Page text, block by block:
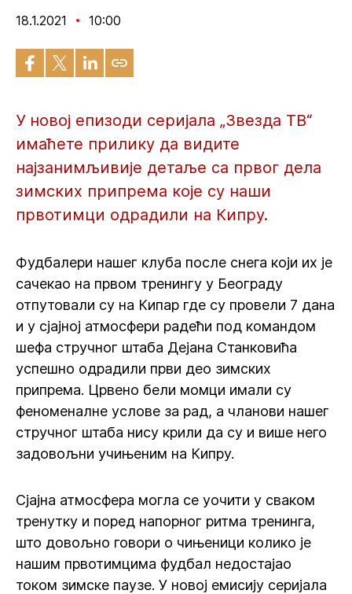
18.1.2021 10:00
У новој епизоди серијала „Звезда ТВ“
имаћете прилику да видите
најзанимљивије детаље са првог дела
зимских припрема које су наши
првотимци одрадили на Кипру.
Фудбалери нашег клуба после снега који их је
сачекао на првом тренингу у Београду
отпутовали су на Кипар где су провели 7 дана
и у сјајној атмосфери радећи под командом
шефа стручног штаба Дејана Станковића
успешно одрадили први део зимских
припрема. Црвено бели момци имали су
феноменалне услове за рад, а чланови нашег
стручног штаба нису крили да су и више него
задовољни учињеним на Кипру.
Сјајна атмосфера могла се уочити у сваком
тренутку и поред напорног ритма тренинга,
што довољно говори о чињеници колико је
нашим првотимцима фудбал недостајао
током зимске паузе. У новој емисију серијала